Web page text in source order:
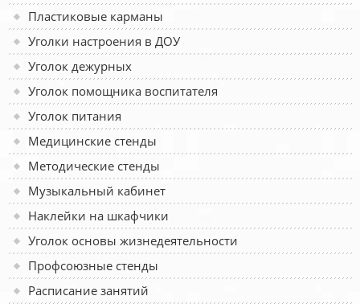
Пластиковые карманы
Уголки настроения в ДОУ
Уголок дежурных
Уголок помощника воспитателя
Уголок питания
Медицинские стенды
Методические стенды
Музыкальный кабинет
Наклейки на шкафчики
Уголок основы жизнедеятельности
Профсоюзные стенды
Расписание занятий